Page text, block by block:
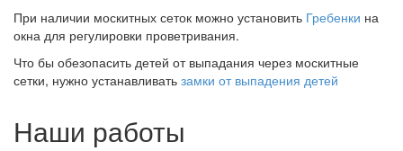
При наличии москитных сеток можно установить Гребенки на
окна для регулировки проветривания.
Что бы обезопасить детей от выпадания через москитные
сетки, нужно устанавливать замки от выпадения детей
Наши работы